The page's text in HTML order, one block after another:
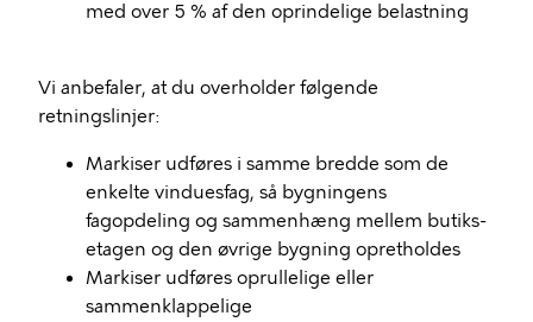
med over 5 % af den oprindelige belastning
Vi anbefaler, at du overholder følgende
retningslinjer:
Markiser udføres i samme bredde som de
enkelte vinduesfag, så bygningens
fagopdeling og sammenhæng mellem butiks-
etagen og den øvrige bygning opretholdes
Markiser udføres oprullelige eller
sammenklappelige